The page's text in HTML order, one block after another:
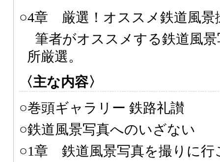
○4章 厳選！オススメ鉄道風景
筆者がオススメする鉄道風
所厳選。
〈主な内容〉
○巻頭ギャラリー 鉄路礼讃
○鉄道風景写真へのいざない
○1章 鉄道風景写真を撮りに行